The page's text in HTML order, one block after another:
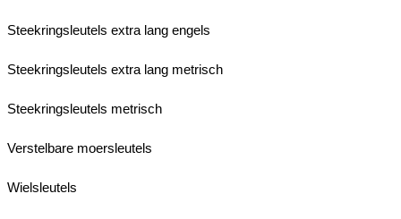
Steekringsleutels extra lang engels
Steekringsleutels extra lang metrisch
Steekringsleutels metrisch
Verstelbare moersleutels
Wielsleutels